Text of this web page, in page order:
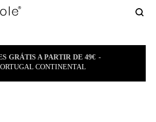
GRÁTIS A PARTIR DE 49€
CONTINENTAL